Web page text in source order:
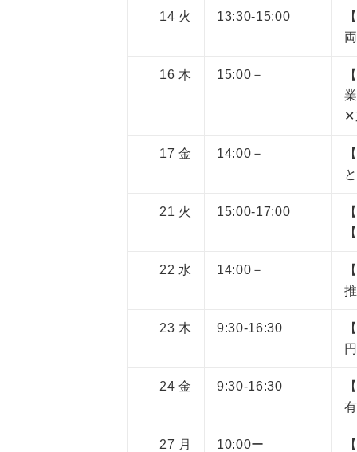
14 火 13:30-15:00
16 木 15:00－
✕
17金 14:00－
21 火 15:00-17:00
22 水 14:00－
23 木 9:30-16:30
24金 9:30-16:30
27 月 10:00ー